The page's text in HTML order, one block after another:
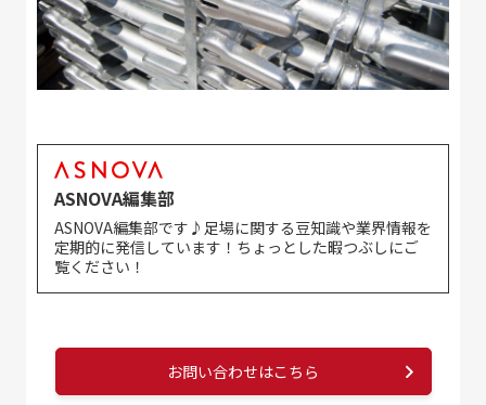
ASNOVA編集部
ASNOVA編集部です♪足場に関する豆知識や業界情報を
定期的に発信しています！ちょっとした暇つぶしにご
覧ください！
お問い合わせはこちら